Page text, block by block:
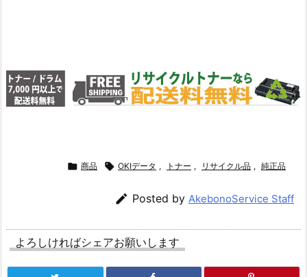
 商品  OKIデータ , トナー , リサイクル品 , 純正品
 Posted by AkebonoService Staff
よろしければシェアお願いします